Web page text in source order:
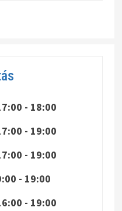
- 18:00
- 19:00
- 19:00
- 19:00
- 19:00